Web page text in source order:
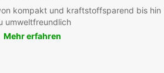
kompakt und kraftstoffsparend bis hin
umweltfreundlich
Mehr erfahren